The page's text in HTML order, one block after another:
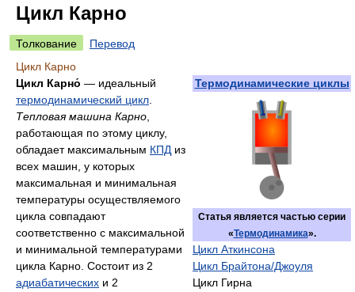
Цикл Карно
Толкование
Перевод
Цикл Карно
Термодинамические циклы
Статья является частью серии
«Термодинамика».
Цикл Аткинсона
Цикл Брайтона/Джоуля
Цикл Гирна
Цикл Карно́ — идеальный
термодинамический цикл
Тепловая машина Карно
работающая по этому циклу,
обладает максимальным КПД из
всех машин, у которых
максимальная и минимальная
температуры осуществляемого
цикла совпадают
соответственно с максимальной
и минимальной температурами
цикла Карно. Состоит из 2
адиабатических и 2